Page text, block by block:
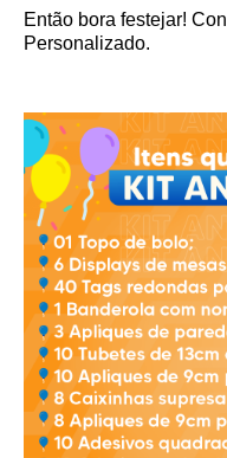
Então bora festejar!
Personalizado.